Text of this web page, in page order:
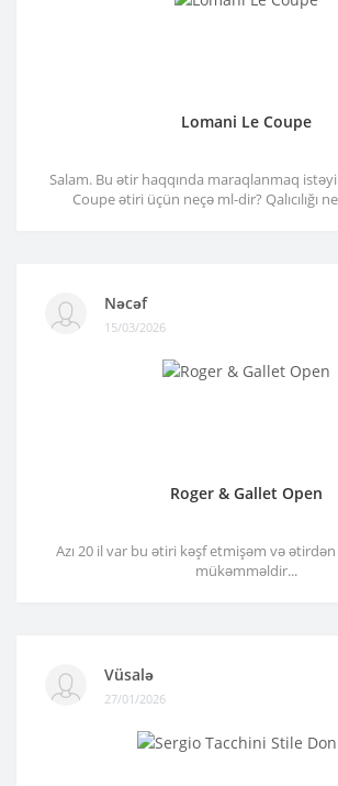
Lomani Le Coupe
Salam. Bu ətir haqqında maraqlanmaq
Coupe ətiri üçün neçə ml-dir? Qalıcılığı
Nəcəf
15/03/2026
Roger & Gallet Open
Azı 20 il var bu ətiri kəşf etmişəm və
mükəmməldir...
Vüsalə
27/01/2026